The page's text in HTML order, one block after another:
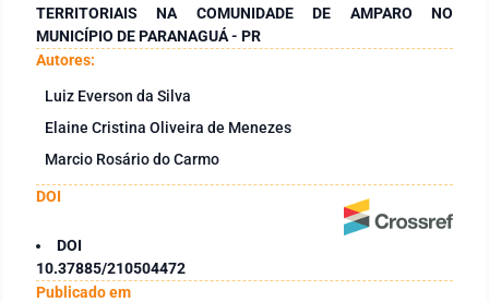
TERRITORIAIS NA COMUNIDADE DE AMPARO NO
MUNICÍPIO DE PARANAGUÁ - PR
Autores:
Luiz Everson da Silva
Elaine Cristina Oliveira de Menezes
Marcio Rosário do Carmo
DOI
DOI
10.37885/210504472
Publicado em